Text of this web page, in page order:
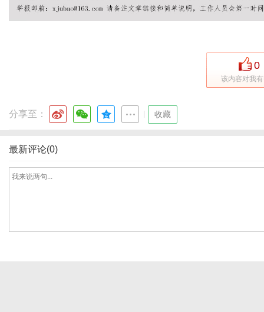
0
该内容对我
分享至： 收藏
最新评论(0)